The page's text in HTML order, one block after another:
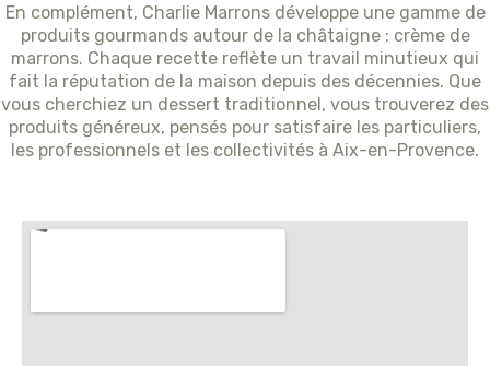
En complément, Charlie Marrons développe une gamme de
produits gourmands autour de la châtaigne : crème de
marrons. Chaque recette reflète un travail minutieux qui
fait la réputation de la maison depuis des décennies. Que
vous cherchiez un dessert traditionnel, vous trouverez des
produits généreux, pensés pour satisfaire les particuliers,
les professionnels et les collectivités à Aix-en-Provence.